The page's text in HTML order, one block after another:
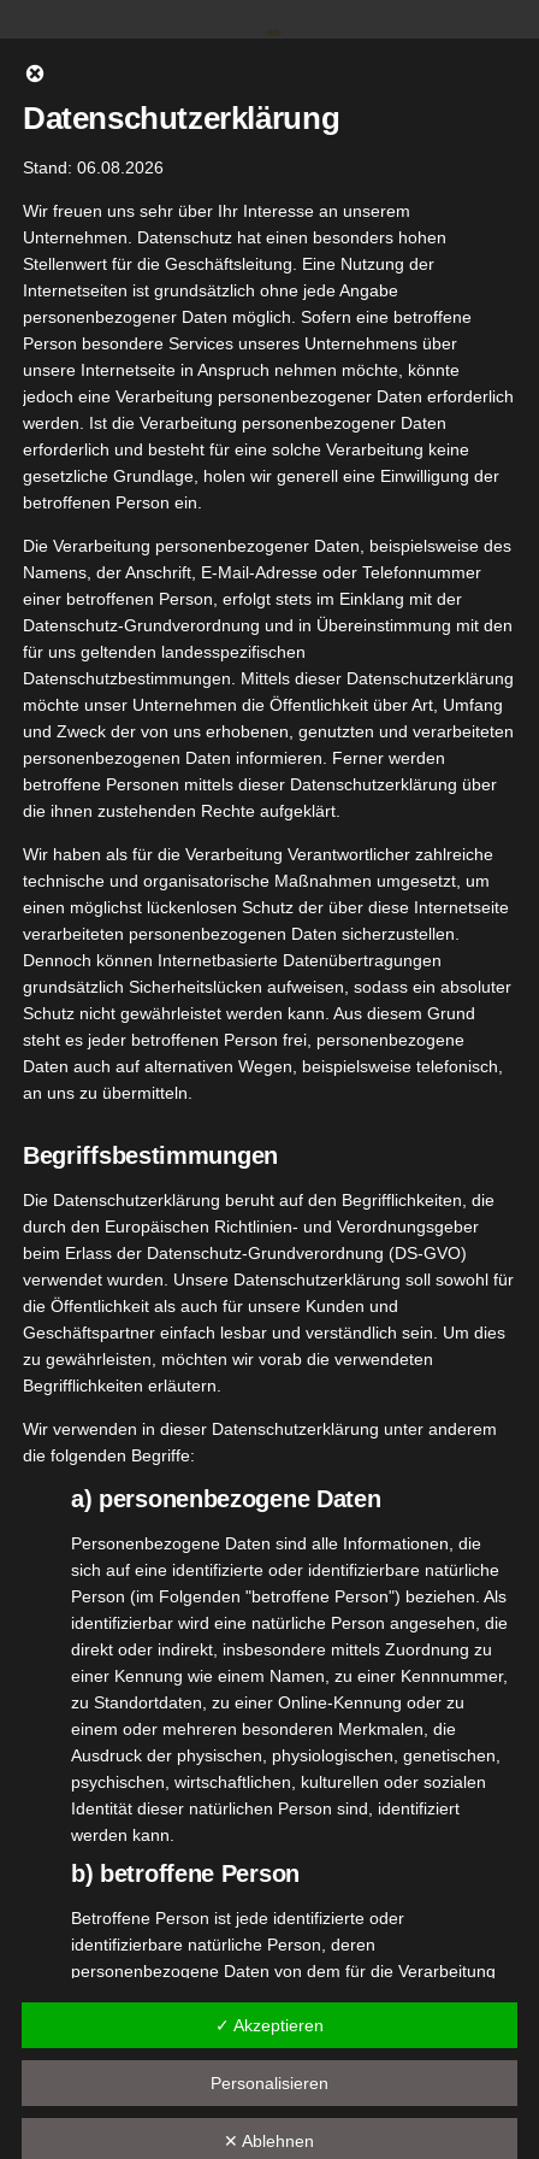
springen
Gehe zu ...
Zeige
grösseres
Bild
Habt ihr schon mal was von Mentholkristallen
gehört? Ich bisher nicht, umso spannender und
erfreulicher war die Kooperation mit@nrdcpre
In meinem Testpaket war eine Dose mit 100g
Mentholkristallen aus naturreinem Minzöl, die in
Apotheken- Qualität hergestellt werden.
Die Mentholkristalle sind vielseitig einsetzbar,
reicht der Inhalt der Dose etwa für 50 Aufgüsse.
Da wir aber keine Sauna haben, interessierten
mich die anderen Verwendungsmöglichkeiten
umso mehr.
Wir lösen zwei bis drei ( je nach Größe) Kristalle in
unserer Duftlampe in Wasser auf und das herrliche
Mentholaroma verströmt einen angenehmen
Geruch im Raum. Mein Mann ist ganz verliebt in
diesen Duft und macht jeden Abend unsere
Duftlampe wieder startklar.
Zu dem hab ich ein paar Kristalle in eine Schale in
einen anderen Raum gelegt, so ist der Duft weniger
intensiv, aber immernoch sehr gut wahrnehmbar.
Datenschutzerklärung
Stand: 06.08.2026
Wir freuen uns sehr über Ihr Interesse an unserem
Unternehmen. Datenschutz hat einen besonders hohen
Stellenwert für die Geschäftsleitung. Eine Nutzung der
Internetseiten ist grundsätzlich ohne jede Angabe
personenbezogener Daten möglich. Sofern eine betroffene
Person besondere Services unseres Unternehmens über
unsere Internetseite in Anspruch nehmen möchte, könnte
jedoch eine Verarbeitung personenbezogener Daten erforderlich
werden. Ist die Verarbeitung personenbezogener Daten
erforderlich und besteht für eine solche Verarbeitung keine
gesetzliche Grundlage, holen wir generell eine Einwilligung der
betroffenen Person ein.
Die Verarbeitung personenbezogener Daten, beispielsweise des
Namens, der Anschrift, E-Mail-Adresse oder Telefonnummer
einer betroffenen Person, erfolgt stets im Einklang mit der
Datenschutz-Grundverordnung und in Übereinstimmung mit den
für uns geltenden landesspezifischen
Datenschutzbestimmungen. Mittels dieser Datenschutzerklärung
möchte unser Unternehmen die Öffentlichkeit über Art, Umfang
und Zweck der von uns erhobenen, genutzten und verarbeiteten
personenbezogenen Daten informieren. Ferner werden
betroffene Personen mittels dieser Datenschutzerklärung über
die ihnen zustehenden Rechte aufgeklärt.
Wir haben als für die Verarbeitung Verantwortlicher zahlreiche
technische und organisatorische Maßnahmen umgesetzt, um
einen möglichst lückenlosen Schutz der über diese Internetseite
verarbeiteten personenbezogenen Daten sicherzustellen.
Dennoch können Internetbasierte Datenübertragungen
grundsätzlich Sicherheitslücken aufweisen, sodass ein absoluter
Schutz nicht gewährleistet werden kann. Aus diesem Grund
steht es jeder betroffenen Person frei, personenbezogene
Daten auch auf alternativen Wegen, beispielsweise telefonisch,
an uns zu übermitteln.
Begriffsbestimmungen
Die Datenschutzerklärung beruht auf den Begrifflichkeiten, die
durch den Europäischen Richtlinien- und Verordnungsgeber
beim Erlass der Datenschutz-Grundverordnung (DS-GVO)
verwendet wurden. Unsere Datenschutzerklärung soll sowohl für
die Öffentlichkeit als auch für unsere Kunden und
Geschäftspartner einfach lesbar und verständlich sein. Um dies
zu gewährleisten, möchten wir vorab die verwendeten
Begrifflichkeiten erläutern.
Wir verwenden in dieser Datenschutzerklärung unter anderem
die folgenden Begriffe:
a) personenbezogene Daten
Personenbezogene Daten sind alle Informationen, die
sich auf eine identifizierte oder identifizierbare natürliche
Person (im Folgenden "betroffene Person") beziehen. Als
identifizierbar wird eine natürliche Person angesehen, die
direkt oder indirekt, insbesondere mittels Zuordnung zu
einer Kennung wie einem Namen, zu einer Kennnummer,
zu Standortdaten, zu einer Online-Kennung oder zu
einem oder mehreren besonderen Merkmalen, die
Ausdruck der physischen, physiologischen, genetischen,
psychischen, wirtschaftlichen, kulturellen oder sozialen
Identität dieser natürlichen Person sind, identifiziert
werden kann.
b) betroffene Person
Betroffene Person ist jede identifizierte oder
identifizierbare natürliche Person, deren
personenbezogene Daten von dem für die Verarbeitung
Verantwortlichen verarbeitet werden.
c) Verarbeitung
Verarbeitung ist jeder mit oder ohne Hilfe automatisierter
Verfahren ausgeführte Vorgang oder jede solche
Vorgangsreihe im Zusammenhang mit
✓ Akzeptieren
Personalisieren
✕ Ablehnen